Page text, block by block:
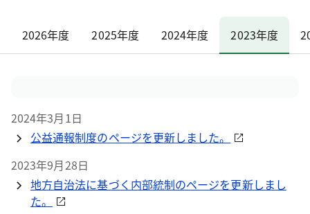
2026年度 2025年度 2024年度 2023年度
2024年3月1日
公益通報制度のページを更新しました。
2023年9月28日
地方自治法に基づく内部統制のページを更新しまし
た。